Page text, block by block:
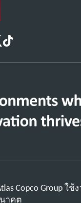
Copco Group ใช้
าคต